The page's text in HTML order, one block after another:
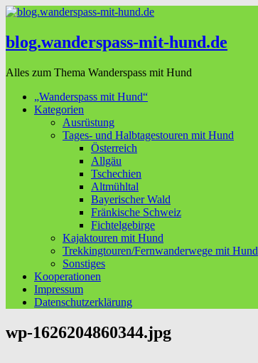
blog.wanderspass-mit-hund.de
Alles zum Thema Wanderspass mit Hund
„Wanderspass mit Hund“
Kategorien
Ausrüstung
Tages- und Halbtagestouren mit Hund
Österreich
Allgäu
Tschechien
Altmühltal
Bayerischer Wald
Fränkische Schweiz
Fichtelgebirge
Kajaktouren mit Hund
Trekkingtouren/Fernwanderwege mit Hund
Sonstiges
Kooperationen
Impressum
Datenschutzerklärung
wp-1626204860344.jpg